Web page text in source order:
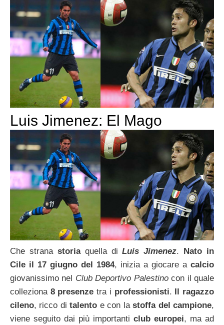
Luis Jimenez: El Mago
Che strana storia quella diLuis Jimenez.
Nato in
Cile il 17 giugno del 1984, inizia a giocare a calcio
giovanissimo nel Club Deportivo Palestinocon il quale
colleziona 8 presenzetra i professionisti.
Il ragazzo
cileno, ricco ditalento e con lastoffa del campione,
viene seguito dai più importanti club europei, ma ad